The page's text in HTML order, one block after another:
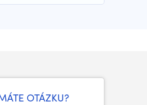
OTÁZKU?